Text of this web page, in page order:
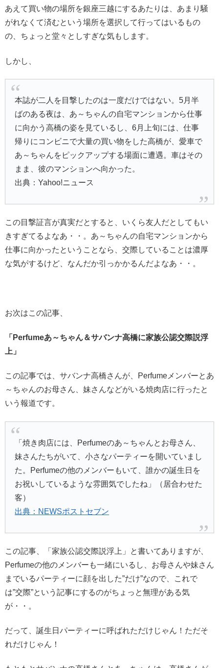
あえて買い物の場所を銀座三越にするあたりは、あまり騒
がれなくて済むという場所を選択して行ってはいるもの
の、ちょっと堂々としすぎな気もします。
しかし、
本誌が二人を目撃したのは一度だけではない。5月半
ばのある夜は、あ～ちゃんの自宅マンションから仕事
に向かう高橋の姿を見ているし、6月上旬には、仕事
帰りにコンビニで大量の買い物をした高橋が、愛車で
あ～ちゃんをピックアップする場面に遭遇。車はその
まま、彼のマンションへ向かった。
出典：Yahoo!ニュース
この目撃証言が真実だとすると、いくら友人だとしてもい
きすぎてるよなあ・・。あ～ちゃんの自宅マンションから
仕事に向かったということなら、交際していることは濃厚
な気がするけど、なんだか引っかかるんだよなあ・・。
お次はこの記事、
「Perfumeあ～ちゃん＆サバンナ高橋に家族公認交際説浮
上」
この記事では、サバンナ高橋さんが、Perfumeメンバーとあ
～ちゃんのお母さん、妹さんなどがいる焼肉店に行ったと
いう報道です。
「焼き肉店には、Perfumeのあ～ちゃんとお母さん、
妹さんたちがいて、小さなパーティーを開いていまし
た。Perfumeの他のメンバーもいて、誰かの誕生日を
お祝いしているような雰囲気でしたね」（居合わせた
客）
出典：NEWSポストセブン
この記事、「家族公認交際説浮上」と書いてありますが、
Perfumeの他のメンバーも一緒にいるし、お母さんや妹さん
までいるパーティーに顔を出した”だけ”なので、これで
は”交際”という記事にするのがちょっと無理がある気
が・・。
だって、誕生日パーティーに呼ばれただけじゃん！ただそ
れだけじゃん！